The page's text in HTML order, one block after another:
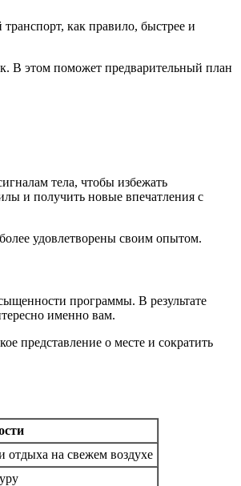
как правило, быстрее и
В этом поможет предварительный план
тела, чтобы избежать
и получить новые впечатления с
удовлетворены своим опытом.
программы. В результате
именно вам.
представление о месте и сократить
отдыха на свежем воздухе